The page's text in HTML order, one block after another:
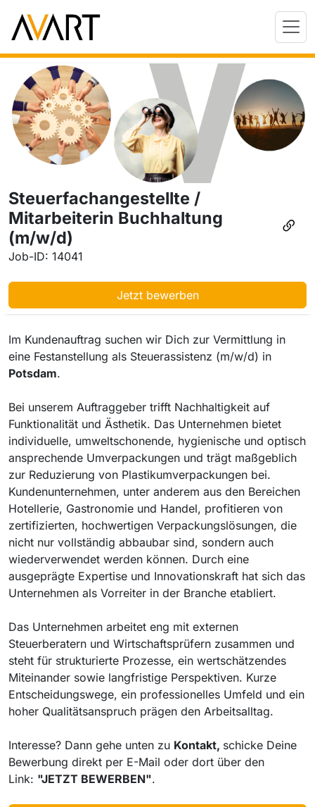
Steuerfachangestellte /
Mitarbeiterin Buchhaltung
(m/w/d)
Job-ID: 14041
Jetzt bewerben
Im Kundenauftrag suchen wir Dich zur Vermittlung in
eine Festanstellung als Steuerassistenz (m/w/d) in
Potsdam.
Bei unserem Auftraggeber trifft Nachhaltigkeit auf
Funktionalität und Ästhetik. Das Unternehmen bietet
individuelle, umweltschonende, hygienische und optisch
ansprechende Umverpackungen und trägt maßgeblich
zur Reduzierung von Plastikumverpackungen bei.
Kundenunternehmen, unter anderem aus den Bereichen
Hotellerie, Gastronomie und Handel, profitieren von
zertifizierten, hochwertigen Verpackungslösungen, die
nicht nur vollständig abbaubar sind, sondern auch
wiederverwendet werden können. Durch eine
ausgeprägte Expertise und Innovationskraft hat sich das
Unternehmen als Vorreiter in der Branche etabliert.
Das Unternehmen arbeitet eng mit externen
Steuerberatern und Wirtschaftsprüfern zusammen und
steht für strukturierte Prozesse, ein wertschätzendes
Miteinander sowie langfristige Perspektiven. Kurze
Entscheidungswege, ein professionelles Umfeld und ein
hoher Qualitätsanspruch prägen den Arbeitsalltag.
Interesse? Dann gehe unten zu Kontakt, schicke Deine
Bewerbung direkt per E-Mail oder dort über den
Link: "JETZT BEWERBEN".